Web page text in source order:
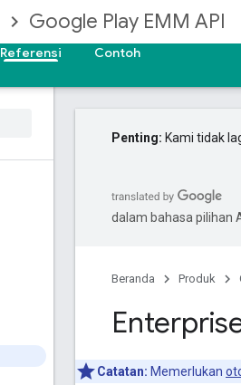
Google Play EMM API
Referensi Contoh
Penting: Kami tidak
dalam bahasa pilihan
Beranda Produk
Catatan: Memerlukan